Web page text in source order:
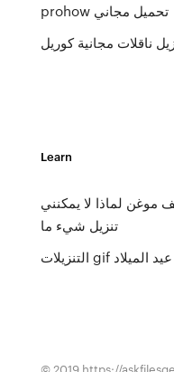
prohow تحميل مجاني
ناقلات مجانية كوريل
Learn
موغن لماذا لا يمكنني
تنزيل شيء ما
التنزيلات gif عيد الميلاد
© 2019 https://